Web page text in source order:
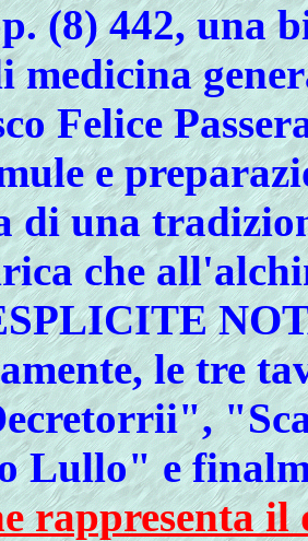
(8) 442, una
Felice
e
di una
che
le tre
Lullo" e
rappresenta il